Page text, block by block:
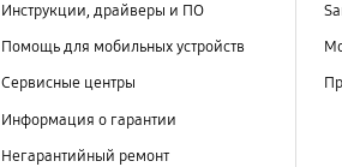
Инструкции, драйверы и ПО
Помощь для мобильных устройств
Сервисные центры
Информация о гарантии
Негарантийный ремонт